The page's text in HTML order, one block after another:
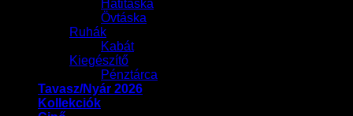
Hátitáska
Övtáska
Ruhák
Kabát
Kiegészítő
Pénztárca
Tavasz/Nyár 2026
Kollekciók